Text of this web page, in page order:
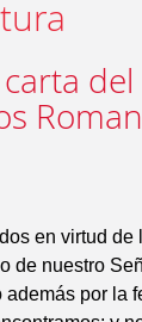
en virtud de
de nuestro
por la